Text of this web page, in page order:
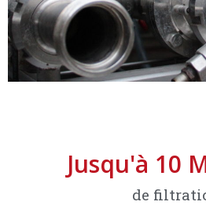
Jusqu'à 10
de